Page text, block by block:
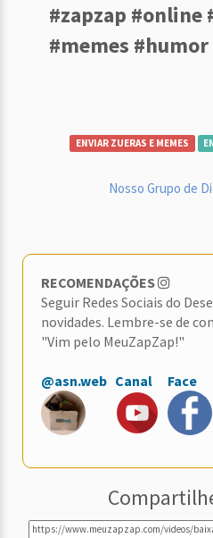
#zapzap #online
#memes
ENVIAR ZUERAS E MEMES
Nosso Grupo de
RECOMENDAÇÕES
Seguir Redes Sociais do
novidades. Lembre-se de
"Vim pelo MeuZapZap!"
@asn.web Canal Face